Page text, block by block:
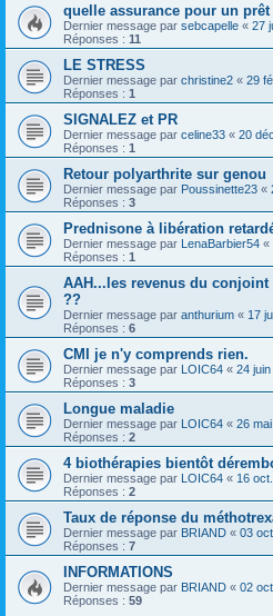
quelle assurance pour un
Dernier message par sebcapelle « 27
Réponses : 11
LE STRESS
Dernier message par christine2 « 29
Réponses : 1
SIGNALEZ et PR
Dernier message par celine33 « 20
Réponses : 1
Retour polyarthrite sur genou
Dernier message par Poussinette23 «
Réponses : 3
Prednisone à libération
Dernier message par LenaBarbier54 «
Réponses : 1
AAH...les revenus du
??
Dernier message par anthurium « 17
Réponses : 6
CMI je n'y comprends rien.
Dernier message par LOIC64 « 24
Réponses : 3
Longue maladie
Dernier message par LOIC64 « 26
Réponses : 2
4 biothérapies bientôt
Dernier message par LOIC64 « 16
Réponses : 2
Taux de réponse du
Dernier message par BRIAND « 03
Réponses : 7
INFORMATIONS
Dernier message par BRIAND « 02
Réponses : 59